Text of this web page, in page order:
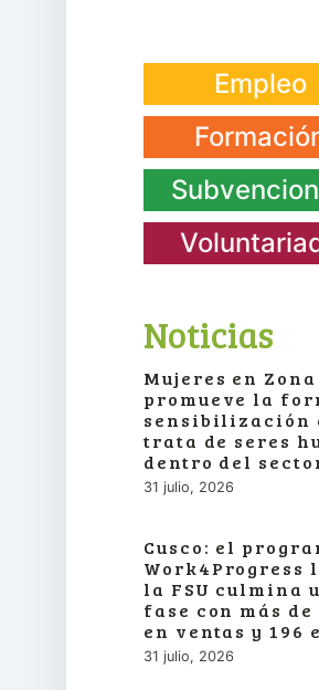
Empleo
Noticias
Mujeres en
promueve la
sensibilización
trata de seres
dentro del
31 julio, 2026
Cusco: el
Work4Progress
la FSU culmina
fase con más
en ventas y 196
31 julio, 2026